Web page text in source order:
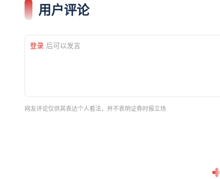
用户评论
登录 后可以发言
网友评论仅供其表达个人看法，并不表明证券时报立场